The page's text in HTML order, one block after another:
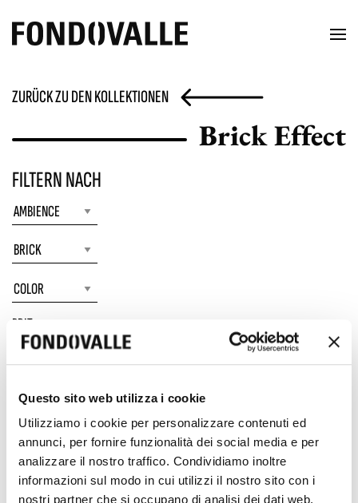
Questo sito web utilizza i cookie
Utilizziamo i cookie per personalizzare contenuti ed
annunci, per fornire funzionalità dei social media e per
analizzare il nostro traffico. Condividiamo inoltre
informazioni sul modo in cui utilizzi il nostro sito con i
nostri partner che si occupano di analisi dei dati web,
ZURÜCK ZU DEN KOLLEKTIONEN
Brick Effect
FILTERN NACH
BRIT
RESET
Erweiterte Suche